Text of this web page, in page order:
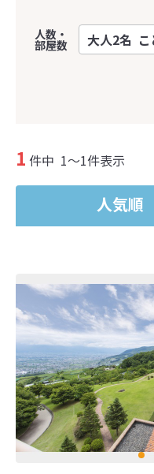
人数・
部屋数
1 件中 1～1件表示
人気順